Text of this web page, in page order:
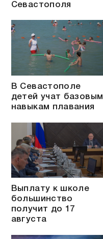
Севастополя
В Севастополе
детей учат базовым
навыкам плавания
Выплату к школе
большинство
получит до 17
августа